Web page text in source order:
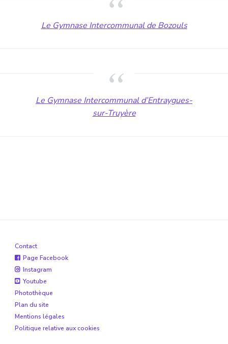
Le Gymnase Intercommunal de Bozouls
Le Gymnase Intercommunal d’Entraygues-
sur-Truyère
Contact
Page Facebook
Instagram
Youtube
Photothèque
Plan du site
Mentions légales
Politique relative aux cookies